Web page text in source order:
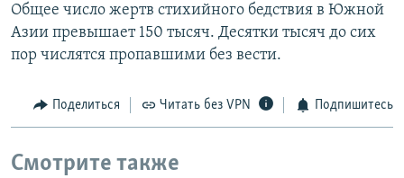
Общее число жертв стихийного бедствия в Южной
Азии превышает 150 тысяч. Десятки тысяч до сих
пор числятся пропавшими без вести.
Поделиться Читать без VPN Подпишитесь
Смотрите также